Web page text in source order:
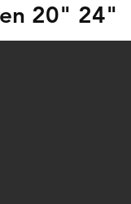
20" 24"